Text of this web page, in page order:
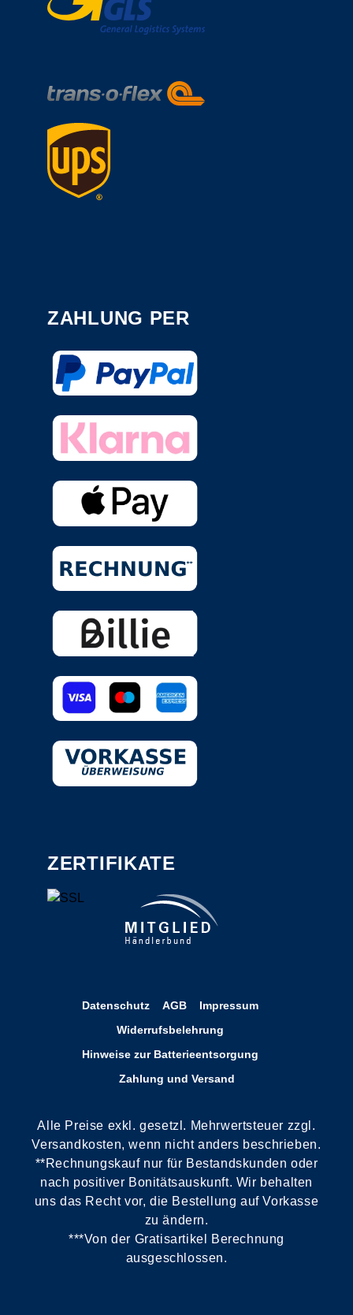
ZAHLUNG PER
ZERTIFIKATE
Datenschutz AGB
Impressum
Widerrufsbelehrung
Hinweise zur Batterieentsorgung
Zahlung und Versand
Alle Preise exkl. gesetzl. Mehrwertsteuer zzgl.
Versandkosten, wenn nicht anders beschrieben.
**Rechnungskauf nur für Bestandskunden oder
nach positiver Bonitätsauskunft. Wir behalten
uns das Recht vor, die Bestellung auf Vorkasse
zu ändern.
***Von der Gratisartikel Berechnung
ausgeschlossen.